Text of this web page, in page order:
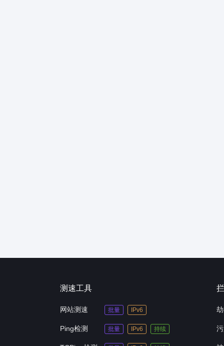
测速工具
网站测速 批量 IPv6
Ping检测 批量 IPv6 持续